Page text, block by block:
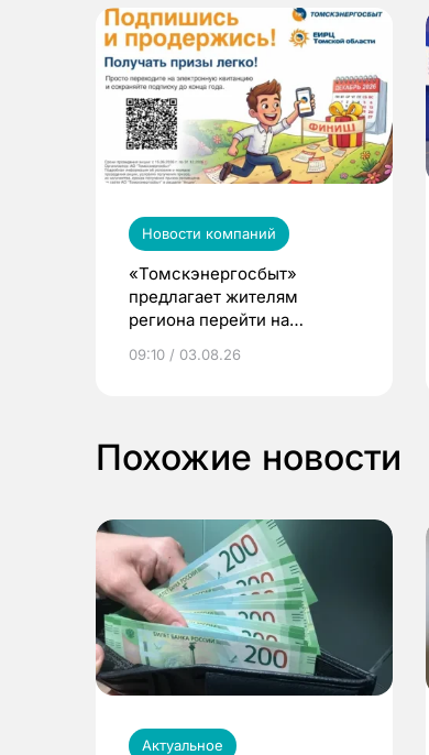
Новости компаний
«Томскэнергосбыт»
предлагает жителям
региона перейти на
выиграть призы
09:10 / 03.08.26
Похожие новости
Актуальное